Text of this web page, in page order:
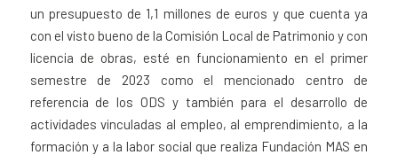
un presupuesto de 1,1 millones de euros y que cuenta ya
con el visto bueno de la Comisión Local de Patrimonio y con
licencia de obras, esté en funcionamiento en el primer
semestre de 2023 como el mencionado centro de
referencia de los ODS y también para el desarrollo de
actividades vinculadas al empleo, al emprendimiento, a la
formación y a la labor social que realiza Fundación MAS en